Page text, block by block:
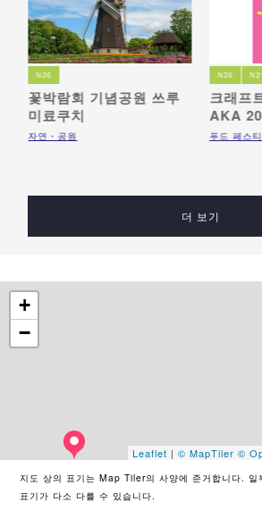
N26
꽃박람회 기념공원 쓰루
미료쿠치
자연・공원
N26
크래프
AKA
푸드 페스
더 보기
+
−
Leaflet | © MapTiler ©
지도 상의 표기는 Map Tiler의 사양에 준거합니다. 일
표기가 다소 다를 수 있습니다.